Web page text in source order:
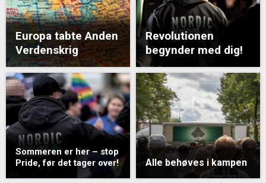
Europa tabte Anden
Verdenskrig
Revolutionen
begynder med dig!
Sommeren er her – stop
Pride, før det tager over!
Alle behøves i kampen